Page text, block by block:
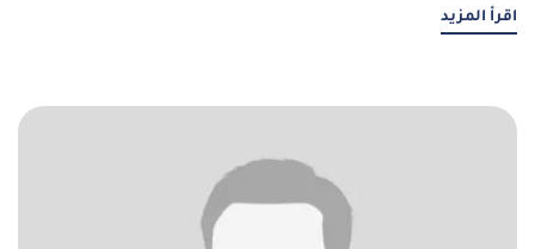
اقرأ المزيد